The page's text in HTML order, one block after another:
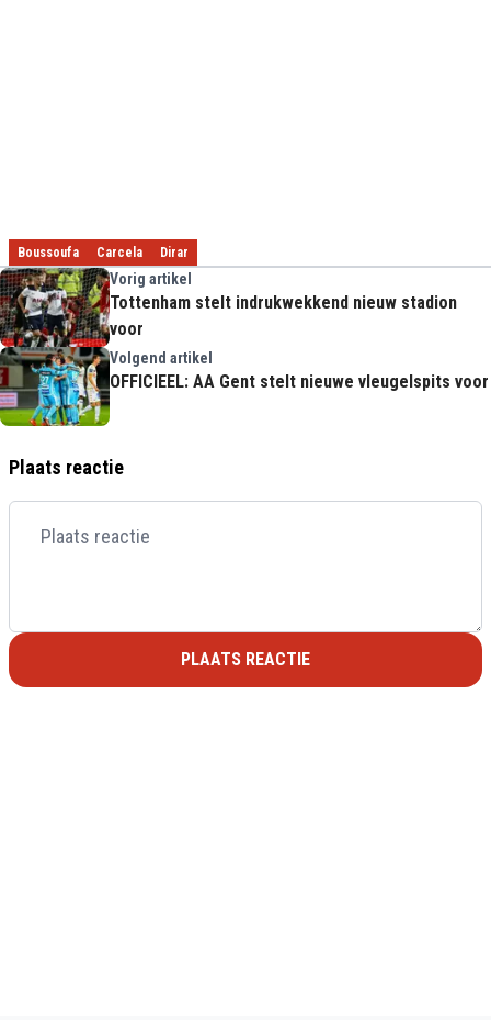
Boussoufa Carcela Dirar
Vorig artikel
Tottenham stelt indrukwekkend nieuw stadion
voor
Volgend artikel
OFFICIEEL: AA Gent stelt nieuwe vleugelspits voor
Plaats reactie
PLAATS REACTIE